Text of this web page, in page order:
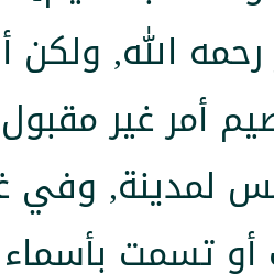
الله, ولكن
أمر غير
لمدينة, وفي
أو تسمت